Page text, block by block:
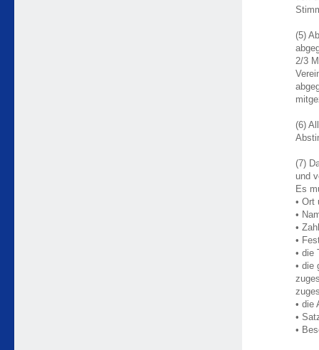
(5)
2/3
(6)
(7)
und
Es
• Ort
•
•
•
• die
• die
• die
•
•